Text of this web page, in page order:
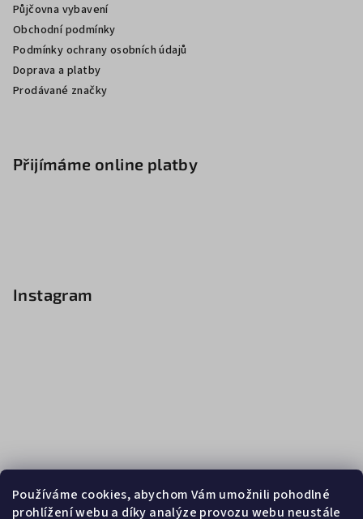
Používáme cookies, abychom Vám umožnili pohodlné
prohlížení webu a díky analýze provozu webu neustále
Půjčovna vybavení
Obchodní podmínky
Podmínky ochrany osobních údajů
Doprava a platby
Prodávané značky
Přijímáme online platby
Instagram